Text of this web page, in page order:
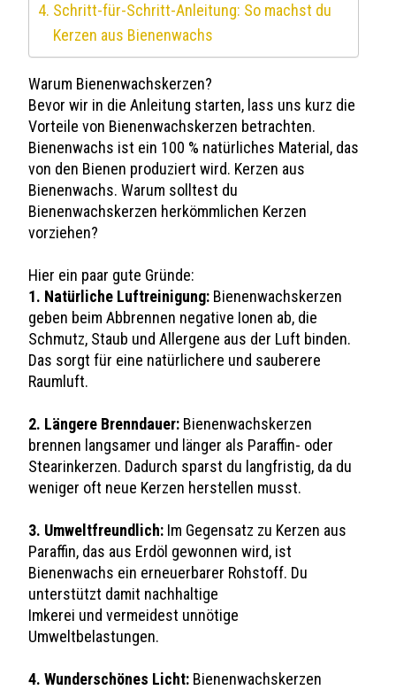
Schritt-für-Schritt-Anleitung: So machst du
Kerzen aus Bienenwachs
Warum Bienenwachskerzen?
Bevor wir in die Anleitung starten, lass uns kurz die
Vorteile von Bienenwachskerzen betrachten.
Bienenwachs ist ein 100 % natürliches Material, das
von den Bienen produziert wird. Kerzen aus
Bienenwachs. Warum solltest du
Bienenwachskerzen herkömmlichen Kerzen
vorziehen?
Hier ein paar gute Gründe:
1. Natürliche Luftreinigung: Bienenwachskerzen
geben beim Abbrennen negative Ionen ab, die
Schmutz, Staub und Allergene aus der Luft binden.
Das sorgt für eine natürlichere und sauberere
Raumluft.
2. Längere Brenndauer: Bienenwachskerzen
brennen langsamer und länger als Paraffin- oder
Stearinkerzen. Dadurch sparst du langfristig, da du
weniger oft neue Kerzen herstellen musst.
3. Umweltfreundlich: Im Gegensatz zu Kerzen aus
Paraffin, das aus Erdöl gewonnen wird, ist
Bienenwachs ein erneuerbarer Rohstoff. Du
unterstützt damit nachhaltige
Imkerei und vermeidest unnötige
Umweltbelastungen.
4. Wunderschönes Licht: Bienenwachskerzen